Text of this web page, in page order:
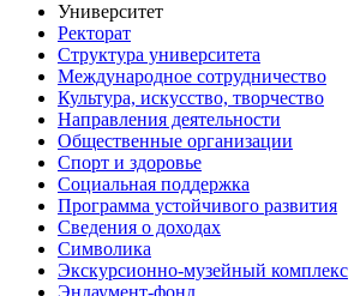
Университет
Ректорат
Структура университета
Международное сотрудничество
Культура, искусство, творчество
Направления деятельности
Общественные организации
Спорт и здоровье
Социальная поддержка
Программа устойчивого развития
Сведения о доходах
Символика
Экскурсионно-музейный комплекс
Эндаумент-фонд